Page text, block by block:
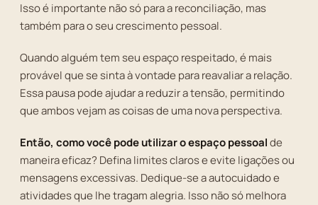
Isso é importante não só para a reconciliação, mas
também para o seu crescimento pessoal.
Quando alguém tem seu espaço respeitado, é mais
provável que se sinta à vontade para reavaliar a relação.
Essa pausa pode ajudar a reduzir a tensão, permitindo
que ambos vejam as coisas de uma nova perspectiva.
Então, como você pode utilizar o espaço pessoalde
maneira eficaz? Defina limites claros e evite ligações ou
mensagens excessivas. Dedique-se a autocuidado e
atividades que lhe tragam alegria. Isso não só melhora